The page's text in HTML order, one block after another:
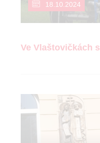
18.10.2024
Ve Vlaštovičkách